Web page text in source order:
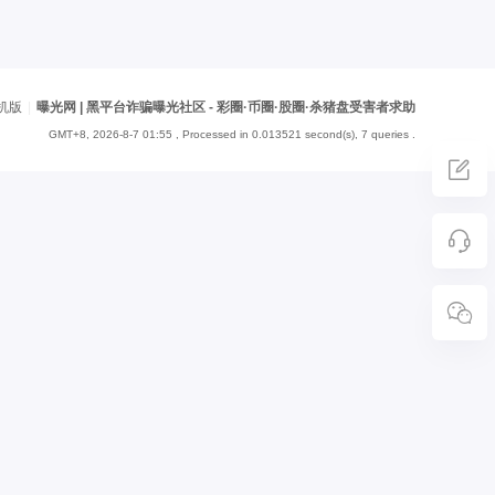
版 曝光网 | 黑平台诈骗曝光社区 - 彩圈·币圈·股圈·杀猪盘受害者求助
GMT+8, 2026-8-7 01:55 , Processed in 0.013521 second(s), 7 queries .